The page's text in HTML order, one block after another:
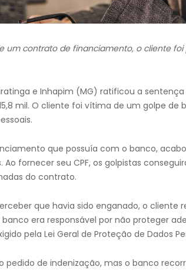
um contrato de financiamento, o cliente
e Inhapim (MG) ratificou a
mil. O cliente foi vítima de um golpe de
que possuía com o banco,
fornecer seu CPF, os golpistas
do contrato.
que havia sido enganado, o cliente
era responsável por não proteger
pela Lei Geral de Proteção de Dados
pedido de indenização, mas o banco